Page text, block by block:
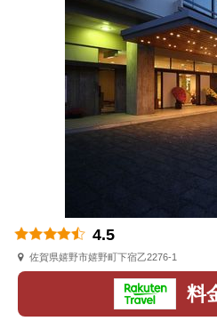
4.5
佐賀県嬉野市嬉野町下宿乙2276-1
料